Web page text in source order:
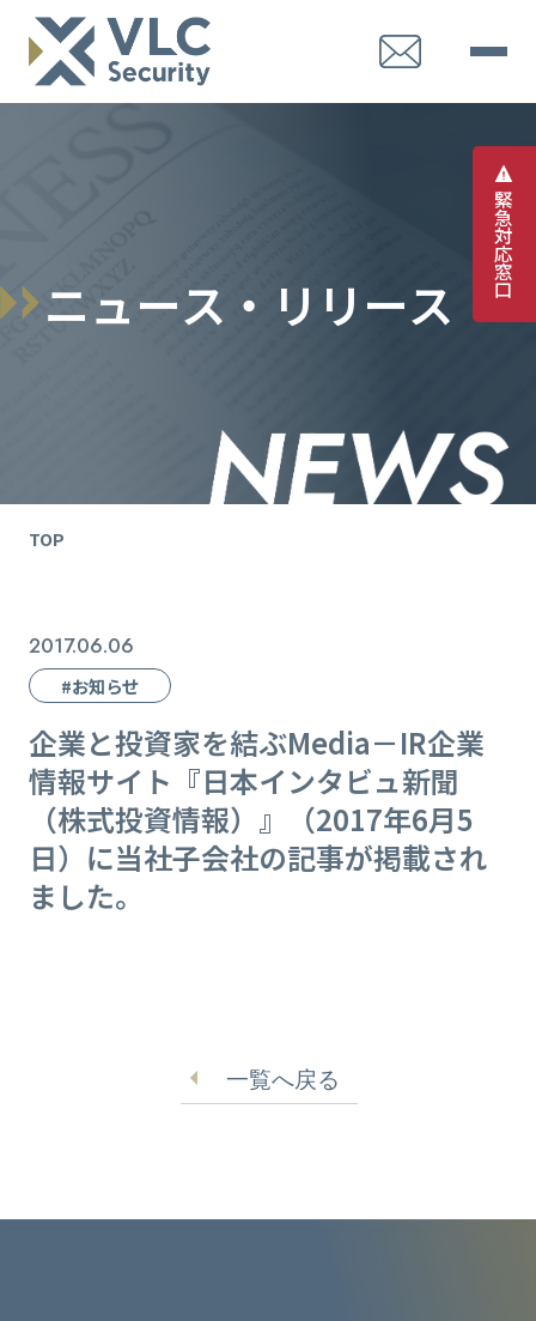
緊
急
対
応
窓
口
ニュース ・ リ リ ース
TOP
2017.06.06
#お知らせ
企業と投資家を結ぶMedia－IR企業
情報サイト『日本インタビュ新聞
（株式投資情報）』（2017年6月5
日）に当社子会社の記事が掲載され
ました。
一覧へ戻る